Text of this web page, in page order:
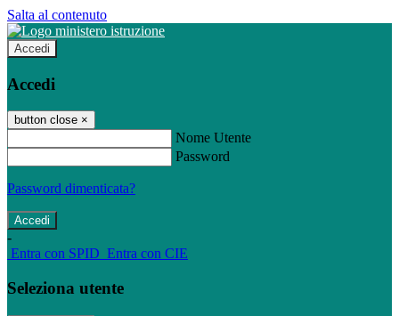
Salta al contenuto
Accedi
Accedi
button close ×
Nome Utente
Password
Password dimenticata?
-
Entra con SPID Entra con CIE
Seleziona utente